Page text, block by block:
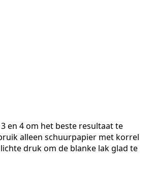
en 4 om het beste resultaat te
alleen schuurpapier met korrel
druk om de blanke lak glad te